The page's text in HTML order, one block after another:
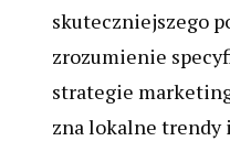
skuteczniejszego
zrozumienie
strategie
zna lokalne trendy